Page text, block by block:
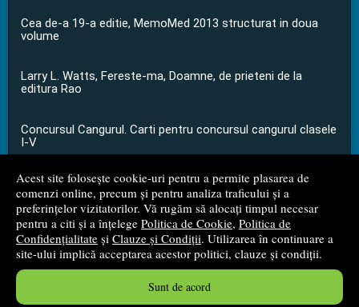
Acest site folosește cookie-uri pentru a permite plasarea de
comenzi online, precum și pentru analiza traficului și a
preferințelor vizitatorilor. Vă rugăm să alocați timpul necesar
pentru a citi și a înțelege Politica de Cookie, Politica de
Confidențialitate și Clauze și Condiții. Utilizarea în continuare a
site-ului implică acceptarea acestor politici, clauze și condiții.
Sunt de acord
Cea de-a 19-a editie, MemoMed 2013 structurat in doua
volume
Larry L. Watts, Fereste-ma, Doamne, de prieteni de la
editura Rao
Concursul Cangurul. Carti pentru concursul cangurul clasele
I-V
...toate știrile
© 2008 - 2026S.C. M.G. Net Distribution S.R.L.
Magazin onlinecreat deVital Soft